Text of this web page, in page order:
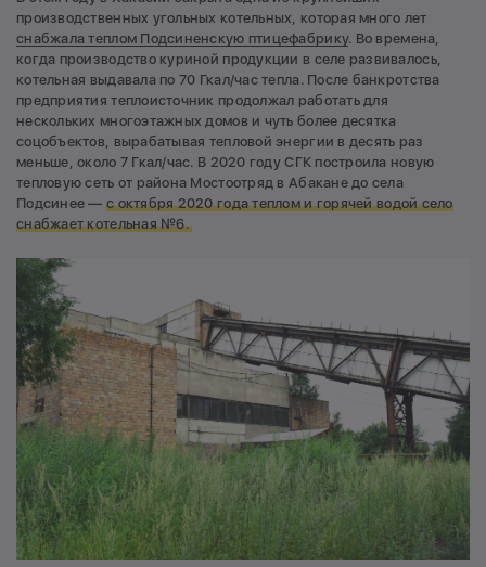
производственных угольных котельных, которая много лет
снабжала теплом Подсиненскую птицефабрику. Во времена,
когда производство куриной продукции в селе развивалось,
котельная выдавала по 70 Гкал/час тепла. После банкротства
предприятия теплоисточник продолжал работать для
нескольких многоэтажных домов и чуть более десятка
соцобъектов, вырабатывая тепловой энергии в десять раз
меньше, около 7 Гкал/час. В 2020 году СГК построила новую
тепловую сеть от района Мостоотряд в Абакане до села
Подсинее — с октября 2020 года теплом и горячей водой село
снабжает котельная №6.